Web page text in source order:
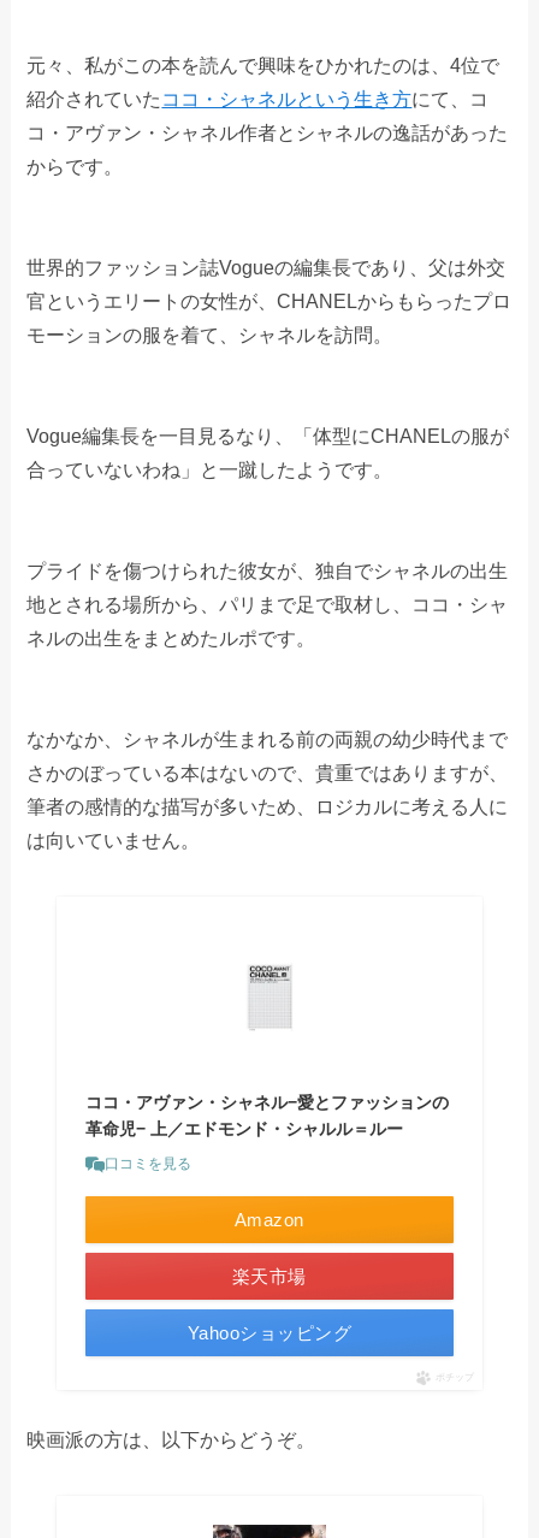
元々、私がこの本を読んで興味をひかれたのは、4位で
紹介されていた ココ・シャネルという生き方にて、コ
コ・アヴァン・シャネル作者とシャネルの逸話があった
からです。
世界的ファッション誌Vogueの編集長であり、父は外交
官というエリートの女性が、CHANELからもらったプロ
モーションの服を着て、シャネルを訪問。
Vogue編集長を一目見るなり、「体型にCHANELの服が
合っていないわね」と一蹴したようです。
プライドを傷つけられた彼女が、独自でシャネルの出生
地とされる場所から、パリまで足で取材し、ココ・シャ
ネルの出生をまとめたルポです。
なかなか、シャネルが生まれる前の両親の幼少時代まで
さかのぼっている本はないので、貴重ではありますが、
筆者の感情的な描写が多いため、ロジカルに考える人に
は向いていません。
ココ・アヴァン・シャネル−愛とファッションの
革命児− 上／エドモンド・シャルル＝ルー
口コミを見る
Amazon
楽天市場
Yahooショッピング
ポチップ
映画派の方は、以下からどうぞ。